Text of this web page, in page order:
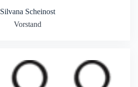
Silvana Scheinost
Vorstand